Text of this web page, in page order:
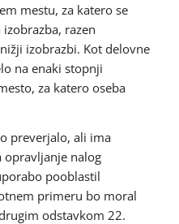
mestu, za katero se
razen
izobrazbi. Kot delovne
na enaki stopnji
za katero oseba
preverjalo, ali ima
opravljanje nalog
pooblastil
primeru bo moral
odstavkom 22.